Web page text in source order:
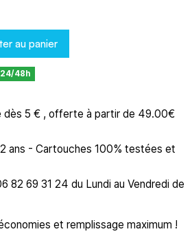
au panier
24/48h
dès 5 € , offerte à partir de 49.00€
ans - Cartouches 100% testées et
82 69 31 24 du Lundi au Vendredi de
et remplissage maximum !